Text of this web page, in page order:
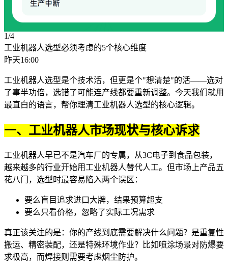
1/4
工业机器人选型必须考虑的5个核心维度
昨天16:00
工业机器人选型是个技术活，但更是个"想清楚"的活——选对
了事半功倍，选错了可能连产线都要重新调整。今天我们就用
最直白的语言，帮你理清工业机器人选型的核心逻辑。
一、工业机器人市场现状与核心诉求
工业机器人早已不是汽车厂的专属，从3C电子到食品包装，
越来越多的行业开始用 工业机器人替代人工。但市场上产品五
花八门，选型时最容易陷入两个误区：
要么盲目追求进口大牌，结果预算超支
要么只看价格，忽略了实际工况需求
真正该关注的是：你的产线到底需要解决什么问题？是重复性
搬运、精密装配，还是特殊环境作业？比如喷涂场景对防爆要
求极高，而焊接则需要考虑烟尘防护。